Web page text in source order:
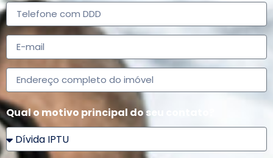
Qual o motivo principal do seu contato?